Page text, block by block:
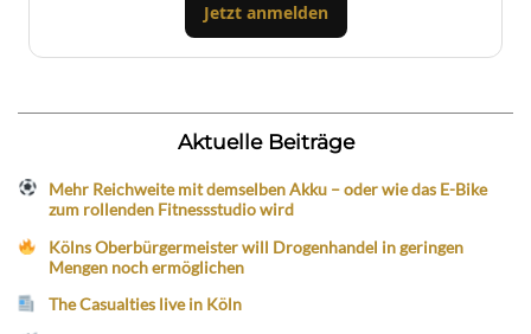
Jetzt anmelden
Aktuelle Beiträge
Mehr Reichweite mit demselben Akku – oder wie das E-Bike
zum rollenden Fitnessstudio wird
Kölns Oberbürgermeister will Drogenhandel in geringen
Mengen noch ermöglichen
The Casualties live in Köln